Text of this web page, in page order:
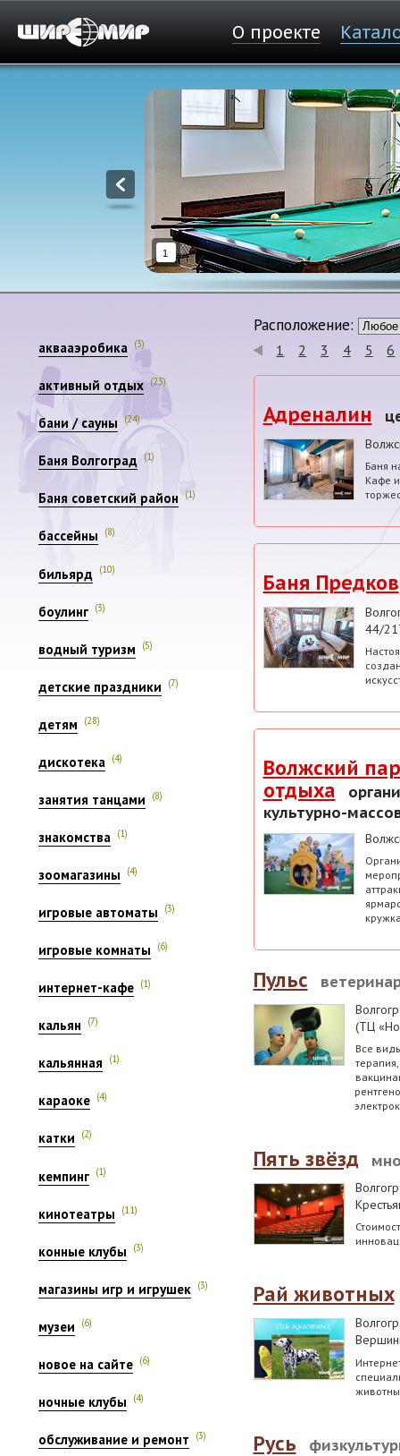
О проекте
1
аквааэробика (3)
активный отдых (23)
бани / сауны (24)
Баня Волгоград (1)
Баня советский район (1)
бассейны (8)
бильярд (10)
боулинг (3)
водный туризм (5)
детские праздники (7)
детям (28)
дискотека (4)
занятия танцами (8)
знакомства (1)
зоомагазины (4)
игровые автоматы (3)
игровые комнаты (6)
интернет-кафе (1)
кальян (7)
кальянная (1)
караоке (4)
катки (2)
кемпинг (1)
кинотеатры (11)
конные клубы (3)
магазины игр и игрушек (3)
музеи (6)
новое на сайте (6)
ночные клубы (4)
обслуживание и ремонт (3)
Расположение:
1 2 3 4 5 6
Адреналин
Баня
Кафе
Баня Предков
44/
Волжский
отдыха
культурно-
Пульс
(ТЦ
Все
Пять звёзд
Рай животных
Русь